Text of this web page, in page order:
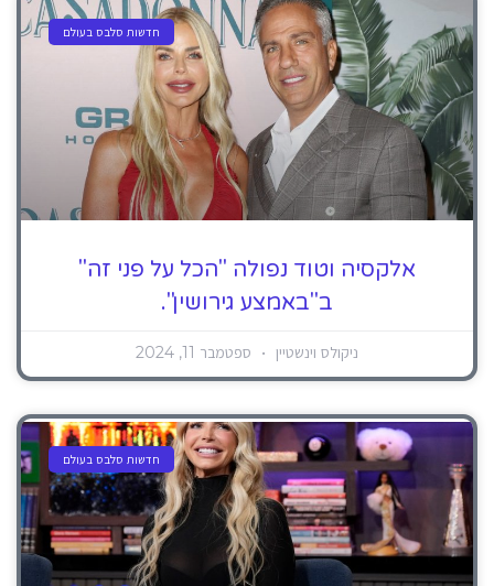
חדשות סלבס בעולם
אלקסיה וטוד נפולה "הכל על פני זה"
ב"באמצע גירושין".
ניקולס וינשטיין ספטמבר 11, 2024
חדשות סלבס בעולם